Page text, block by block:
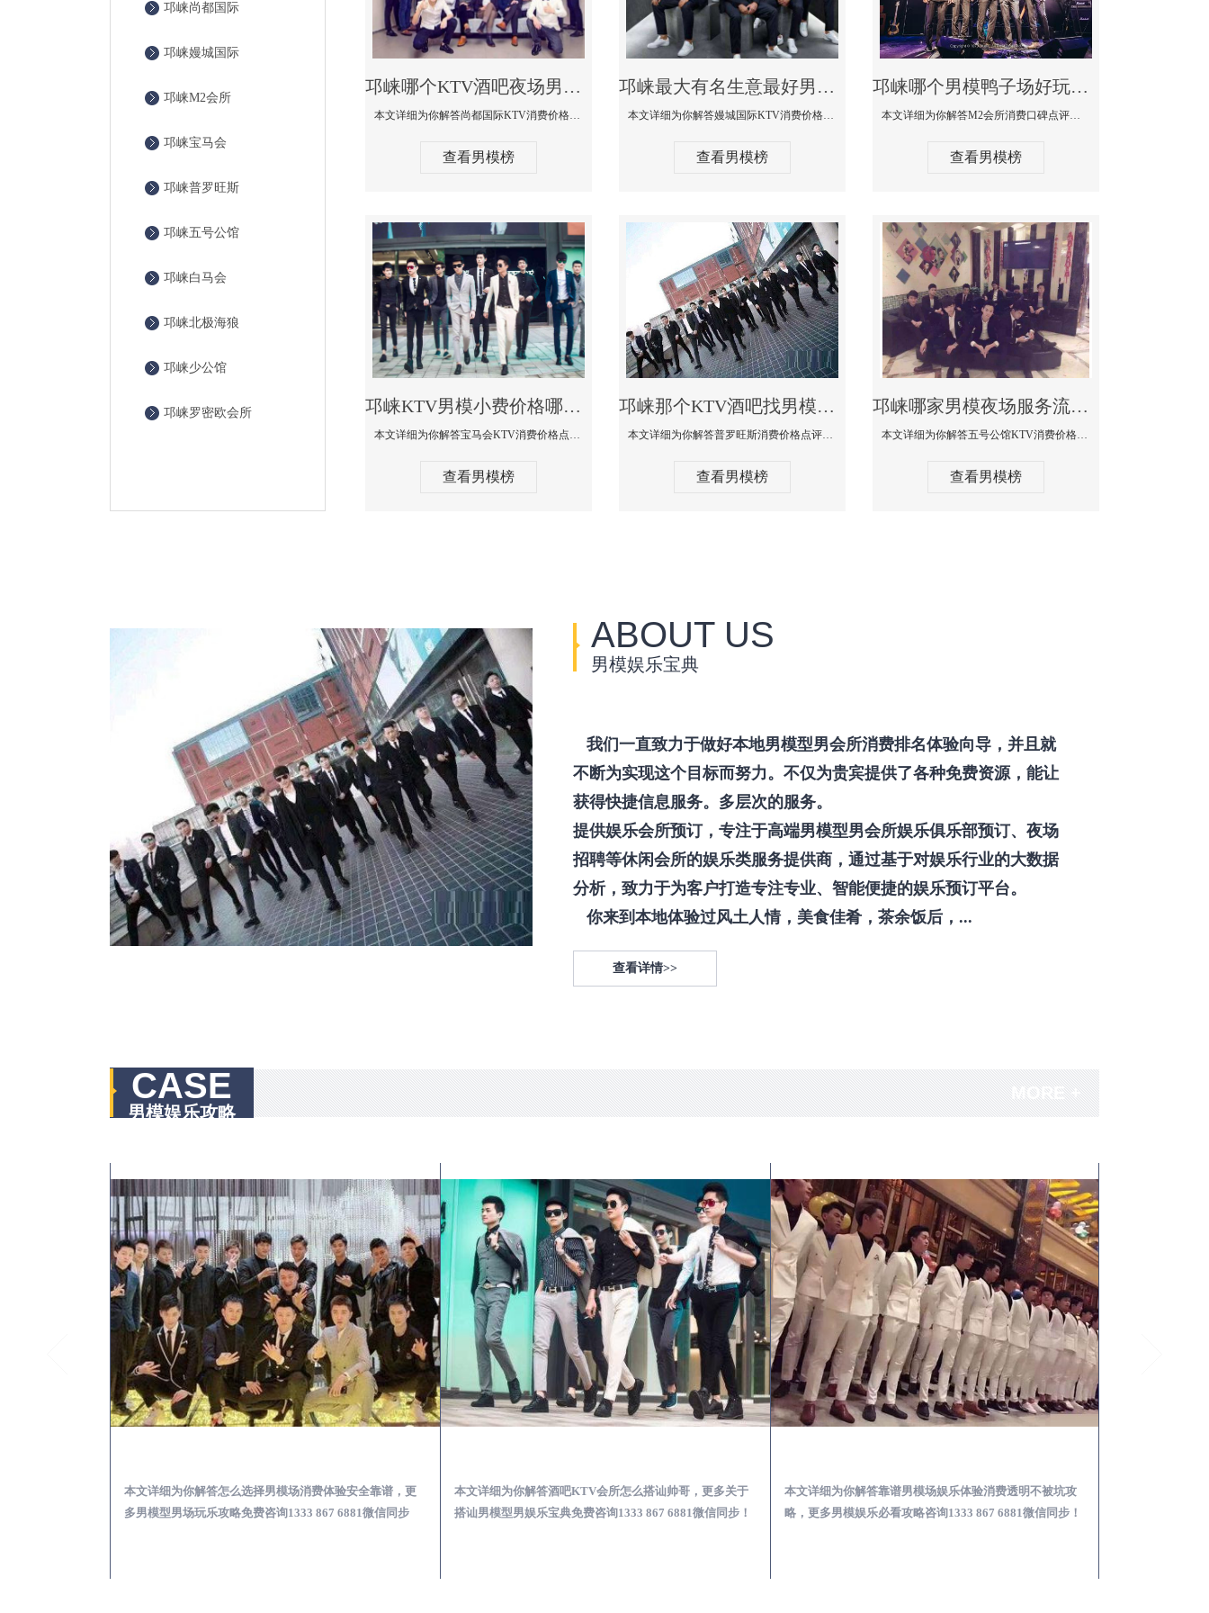
邛崃尚都国际
邛崃嫚城国际
邛崃M2会所
邛崃宝马会
邛崃普罗旺斯
邛崃五号公馆
邛崃白马会
邛崃北极海狼
邛崃少公馆
邛崃罗密欧会所
邛崃哪个KTV酒吧夜场男模公关型男最帅-尚都国际KTV消费价格点评
本文详细为你解答尚都国际KTV消费价格点评，更多关于哪个KTV酒吧夜场男模公关型男最帅免费咨询1333 867 6881微信同步
查看男模榜
邛崃最大有名生意最好男模少爷场KTV体验-嫚城国际KTV消费价格点评
本文详细为你解答嫚城国际KTV消费价格口碑点评，更多关于最大有名生意最好男模少爷场KTV体验免费咨询1333 867 6881微信同步！
查看男模榜
邛崃哪个男模鸭子场好玩陪酒服务好-M2会所KTV消费口碑点评
本文详细为你解答M2会所消费口碑点评，更多关于哪个男模鸭子场好玩陪酒服务好免费咨询1333 867 6881微信同步！
查看男模榜
邛崃KTV男模小费价格哪家便宜-宝马会KTV消费口碑点评
本文详细为你解答宝马会KTV消费价格点评，更多关于KTV男模小费价格哪家便宜免费咨询1333 867 6881微信同步！
查看男模榜
邛崃那个KTV酒吧找男模帅哥男妓多-普罗旺斯KTV真实口碑点评
本文详细为你解答普罗旺斯消费价格点评，更多关于那个KTV酒吧找男模帅哥最多免费咨询1333 867 6881微信同步！
查看男模榜
邛崃哪家男模夜场服务流程全面-五号公馆KTV消费价格点评
本文详细为你解答五号公馆KTV消费价格，更多关于哪家男模夜场服务流程全面免费咨询1333 867 6881微信同步！
查看男模榜
ABOUT US
男模娱乐宝典
我们一直致力于做好本地男模型男会所消费排名体验向导，并且就
不断为实现这个目标而努力。不仅为贵宾提供了各种免费资源，能让
获得快捷信息服务。多层次的服务。
提供娱乐会所预订，专注于高端男模型男会所娱乐俱乐部预订、夜场
招聘等休闲会所的娱乐类服务提供商，通过基于对娱乐行业的大数据
分析，致力于为客户打造专注专业、智能便捷的娱乐预订平台。
你来到本地体验过风土人情，美食佳肴，茶余饭后，...
查看详情>>
CASE
男模娱乐攻略
本文详细为你解答怎么选择男模场消费体验安全靠谱，更
多男模型男场玩乐攻略免费咨询1333 867 6881微信同步
本文详细为你解答酒吧KTV会所怎么搭讪帅哥，更多关于
搭讪男模型男娱乐宝典免费咨询1333 867 6881微信同步！
本文详细为你解答靠谱男模场娱乐体验消费透明不被坑攻
略，更多男模娱乐必看攻略咨询1333 867 6881微信同步！